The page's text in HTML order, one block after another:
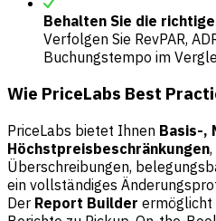
Behalten Sie die
Verfolgen Sie RevPAR,
Buchungstempo im
Wie PriceLabs Best
PriceLabs bietet Ihnen Basis-,
Höchstpreisbeschränkungen
Überschreibungen,
ein vollständiges
Der Report Builder ermöglicht